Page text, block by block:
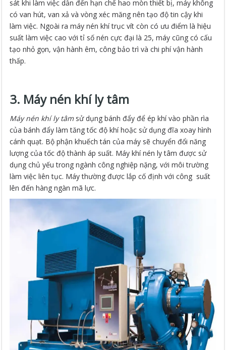
sát khi làm việc dẫn đến hạn chế hao mòn thiết bị, máy không
có van hút, van xả và vòng xéc măng nên tạo độ tin cậy khi
làm việc. Ngoài ra máy nén khí trục vít còn có ưu điểm là hiệu
suất làm việc cao với tỉ số nén cực đại là 25, máy cũng có cấu
tạo nhỏ gọn, vận hành êm, công bảo trì và chi phí vận hành
thấp.
3. Máy nén khí ly tâm
Máy nén khí ly tâmsử dụng bánh đẩy để ép khí vào phần rìa
của bánh đẩy làm tăng tốc độ khí hoặc sử dụng đĩa xoay hình
cánh quạt. Bộ phận khuếch tán của máy sẽ chuyển đổi năng
lượng của tốc độ thành áp suất. Máy khí nén ly tâm được sử
dụng chủ yếu trong ngành công nghiệp nặng, với môi trường
làm việc liên tục. Máy thường được lắp cố định với công suất
lên đến hàng ngàn mã lực.